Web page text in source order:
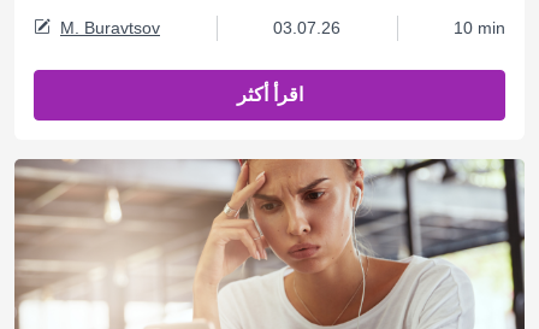
M. Buravtsov 03.07.26 10 min
اقرأ أكثر